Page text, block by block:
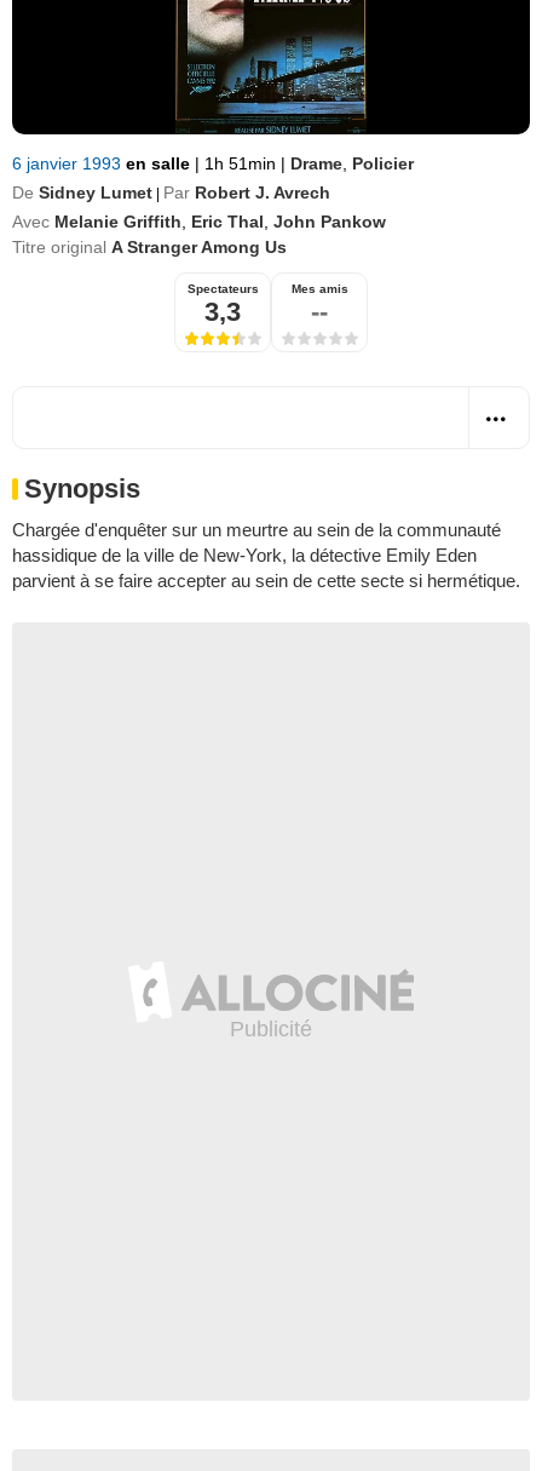
6 janvier 1993 en salle | 1h 51min | Drame Policier
De Sidney Lumet Par Robert J. Avrech
Avec Melanie Griffith Eric Thal John Pankow
Titre original A Stranger Among Us
Spectateurs
3,3
Mes amis
--
Synopsis
Chargée d'enquêter sur un meurtre au sein de la communauté
hassidique de la ville de New-York, la détective Emily Eden
parvient à se faire accepter au sein de cette secte si hermétique.